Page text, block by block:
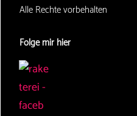
Alle Rechte vorbehalten
Folge mir hier